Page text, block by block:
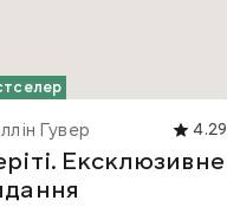
Гувер 4.29
Ексклюзивне